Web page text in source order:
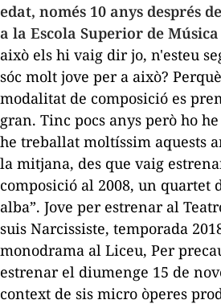
edat, només 10 anys després
a la Escola Superior de
això els hi vaig dir jo, n'esteu
sóc molt jove per a això?
modalitat de composició es
gran. Tinc pocs anys però ho
he treballat moltíssim aquests
la mitjana, des que vaig
composició al 2008, un quartet
alba”. Jove per estrenar al
suis Narcissiste, temporada
monodrama al Liceu, Per
estrenar el diumenge 15 de
context de sis micro òperes